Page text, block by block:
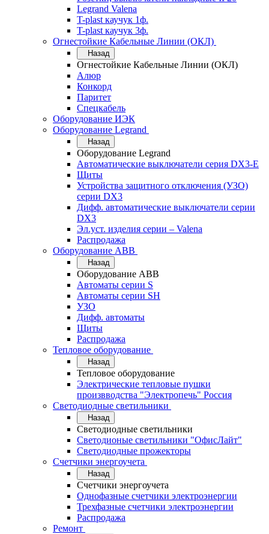
Legrand Valena
T-plast каучук 1ф.
T-plast каучук 3ф.
Огнестойкие Кабельные Линии (ОКЛ)
Назад
Огнестойкие Кабельные Линии (ОКЛ)
Алюр
Конкорд
Паритет
Спецкабель
Оборудование ИЭК
Оборудование Legrand
Назад
Оборудование Legrand
Автоматические выключатели серия DX3-E
Щиты
Устройства защитного отключения (УЗО)
серии DX3
Дифф. автоматические выключатели серии
DX3
Эл.уст. изделия серии – Valena
Распродажа
Оборудование АВВ
Назад
Оборудование АВВ
Автоматы серии S
Автоматы серии SH
УЗО
Дифф. автоматы
Щиты
Распродажа
Тепловое оборудование
Назад
Тепловое оборудование
Электрические тепловые пушки
произвводства "Электропечь" Россия
Светодиодные светильники
Назад
Светодиодные светильники
Светодионые светильники "ОфисЛайт"
Светодиодные прожекторы
Счетчики энергоучета
Назад
Счетчики энергоучета
Однофазные счетчики электроэнергии
Трехфазные счетчики электроэнергии
Распродажа
Ремонт